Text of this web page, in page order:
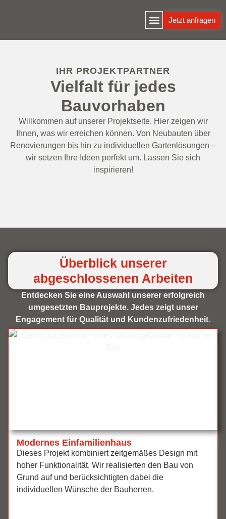
Jetzt anfragen
IHR PROJEKTPARTNER
Vielfalt für jedes
Bauvorhaben
Willkommen auf unserer Projektseite. Hier zeigen wir
Ihnen, was wir erreichen können. Von Neubauten über
Renovierungen bis hin zu individuellen Gartenlösungen –
wir setzen Ihre Ideen perfekt um. Lassen Sie sich
inspirieren!
Überblick unserer
abgeschlossenen Arbeiten
Entdecken Sie eine Auswahl unserer erfolgreich
umgesetzten Bauprojekte. Jedes zeigt unser
Engagement für Qualität und Kundenzufriedenheit.
Modernes Einfamilienhaus
Dieses Projekt kombiniert zeitgemäßes Design mit
hoher Funktionalität. Wir realisierten den Bau von
Grund auf und berücksichtigten dabei die
individuellen Wünsche der Bauherren.